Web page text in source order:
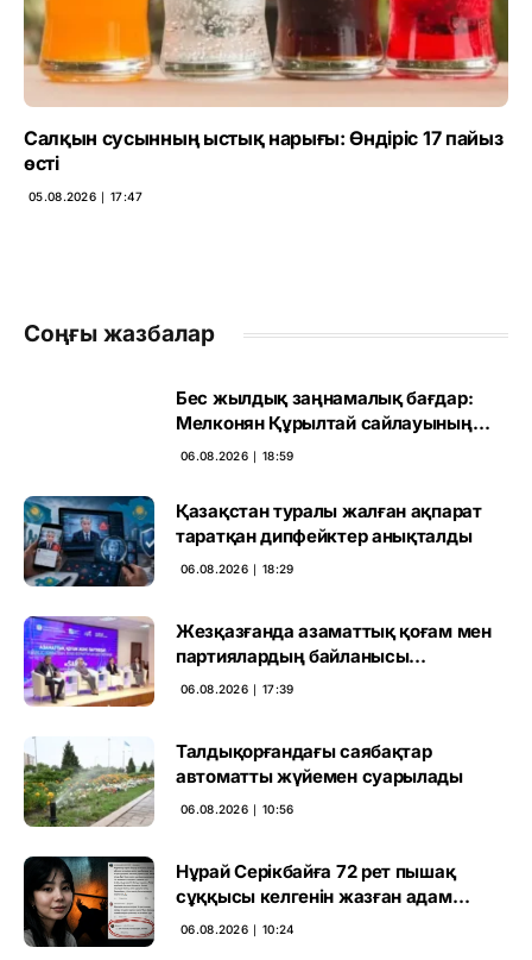
Салқын сусынның ыстық нарығы: Өндіріс 17 пайыз
өсті
05.08.2026 ∣ 17:47
Соңғы жазбалар
Бес жылдық заңнамалық бағдар:
Мелконян Құрылтай сайлауының
маңызын бағалады
06.08.2026 ∣ 18:59
Қазақстан туралы жалған ақпарат
таратқан дипфейктер анықталды
06.08.2026 ∣ 18:29
Жезқазғанда азаматтық қоғам мен
партиялардың байланысы
талқыланды
06.08.2026 ∣ 17:39
Талдықорғандағы саябақтар
автоматты жүйемен суарылады
06.08.2026 ∣ 10:56
Нұрай Серікбайға 72 рет пышақ
сұққысы келгенін жазған адам
ұсталды
06.08.2026 ∣ 10:24